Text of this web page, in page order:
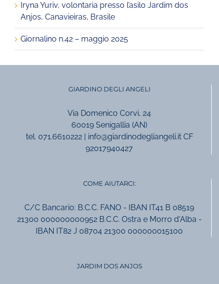
Iryna Yuriv, volontaria presso l’asilo Jardim dos
Anjos, Canavieiras, Brasile
Giornalino n.42 – maggio 2025
GIARDINO DEGLI ANGELI
Via Domenico Corvi, 24
60019 Senigallia (AN)
tel. 071.6610222 | info@giardinodegliangeli.it CF
92017940427
COME AIUTARCI:
C/C Bancario: B.C.C. FANO - IBAN IT41 B 08519
21300 000000000952 B.C.C. Ostra e Morro d'Alba -
IBAN IT82 J 08704 21300 000000015100
JARDIM DOS ANJOS